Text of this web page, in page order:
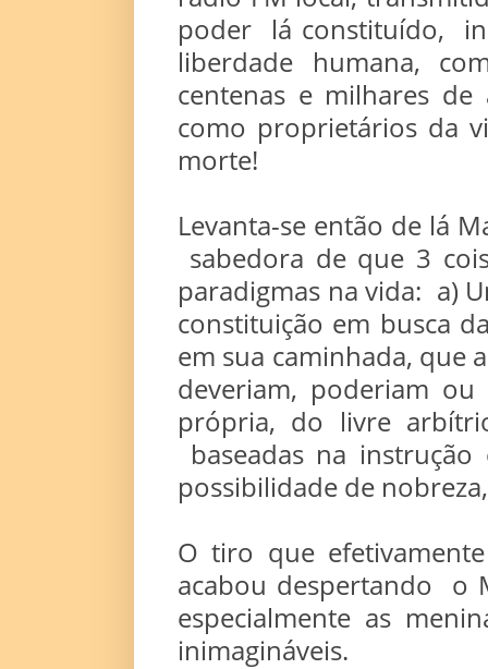
poder lá constituído,
liberdade humana,
centenas e milhares
como proprietários da
morte!
Levanta-se então de lá
sabedora de que 3
paradigmas na vida: a)
constituição em busca
em sua caminhada, que
deveriam, poderiam
própria, do livre
baseadas na
possibilidade de
O tiro que
acabou despertando o
especialmente as
inimagináveis.